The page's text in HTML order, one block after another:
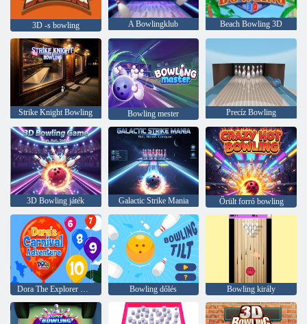
3D -s bowling A Bowlingklub Beach Bowling 3D
Strike Knight Bowling Bowling mester Precíz Bowling
3D Bowling játék Galactic Strike Mania Őrült forró bowling
Dora The Explorer Dora karneváli kalandja Bowling dőlés Bowling király